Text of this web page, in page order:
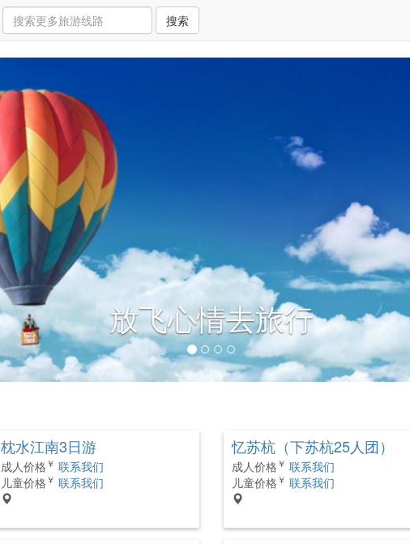
搜索
放飞心情去旅行
枕水江南3日游
成人价格 ￥ 联系我们
儿童价格 ￥ 联系我们
忆苏杭（下苏杭25人团）
成人价格 ￥ 联系我们
儿童价格 ￥ 联系我们